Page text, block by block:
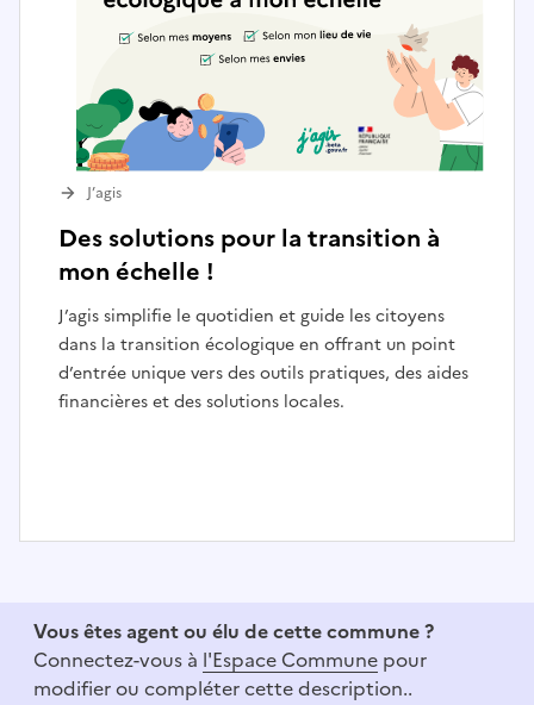
Des solutions pour la transition à
mon échelle !
J’agis simplifie le quotidien et guide les citoyens
dans la transition écologique en offrant un point
d’entrée unique vers des outils pratiques, des aides
financières et des solutions locales.
J’agis
Vous êtes agent ou élu de cette commune ?
Connectez-vous à l'Espace Commune pour
modifier ou compléter cette description..